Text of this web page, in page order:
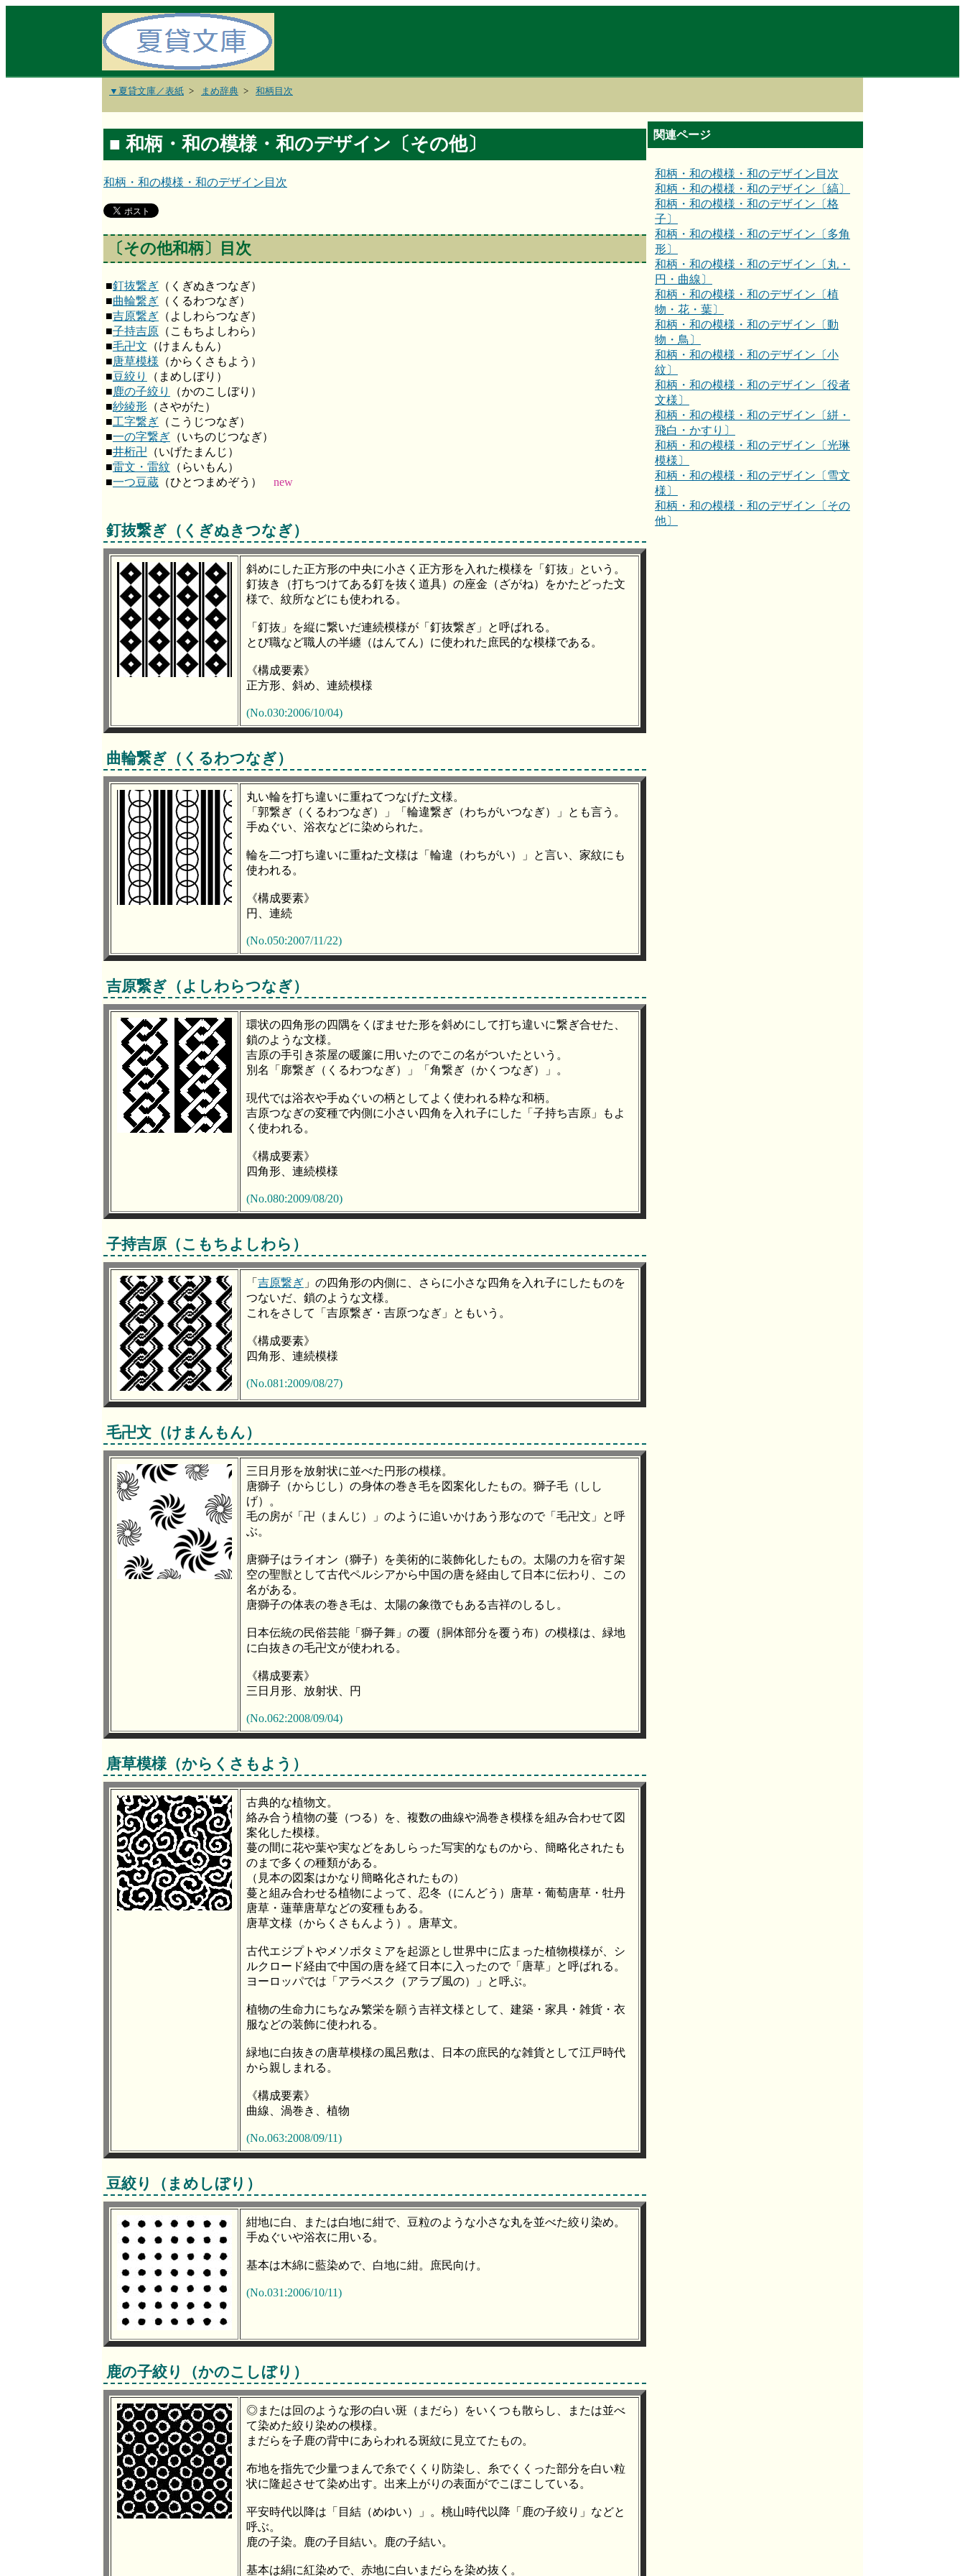
▼夏貸文庫／表紙 まめ辞典 和柄目次
■ 和柄・和の模様・和のデザイン〔その他〕
和柄・和の模様・和のデザイン目次
〔その他和柄〕目次
■釘抜繋ぎ （くぎぬきつなぎ）
■曲輪繋ぎ （くるわつなぎ）
■吉原繋ぎ （よしわらつなぎ）
■子持吉原 （こもちよしわら）
■毛卍文 （けまんもん）
■唐草模様 （からくさもよう）
■豆絞り
（まめしぼり）
■鹿の子絞り
（かのこしぼり）
■紗綾形 （さやがた）
■工字繋ぎ （こうじつなぎ）
■一の字繋ぎ （いちのじつなぎ）
■井桁卍 （いげたまんじ）
■雷文・雷紋 （らいもん）
■一つ豆蔵 （ひとつまめぞう） new
釘抜繋ぎ（くぎぬきつなぎ）
斜めにした正方形の中央に小さく正方形を入れた模様を「釘抜」という。
釘抜き（打ちつけてある釘を抜く道具）の座金（ざがね）をかたどった文
様で、紋所などにも使われる。
「釘抜」を縦に繋いだ連続模様が「釘抜繋ぎ」と呼ばれる。
とび職など職人の半纏（はんてん）に使われた庶民的な模様である。
《構成要素》
正方形、斜め、連続模様
(No.030:2006/10/04)
曲輪繋ぎ（くるわつなぎ）
丸い輪を打ち違いに重ねてつなげた文様。
「郭繋ぎ（くるわつなぎ）」「輪違繋ぎ（わちがいつなぎ）」とも言う。
手ぬぐい、浴衣などに染められた。
輪を二つ打ち違いに重ねた文様は「輪違（わちがい）」と言い、家紋にも
使われる。
《構成要素》
円、連続
(No.050:2007/11/22)
吉原繋ぎ（よしわらつなぎ）
環状の四角形の四隅をくぼませた形を斜めにして打ち違いに繋ぎ合せた、
鎖のような文様。
吉原の手引き茶屋の暖簾に用いたのでこの名がついたという。
別名「廓繋ぎ（くるわつなぎ）」「角繋ぎ（かくつなぎ）」。
現代では浴衣や手ぬぐいの柄としてよく使われる粋な和柄。
吉原つなぎの変種で内側に小さい四角を入れ子にした「子持ち吉原」もよ
く使われる。
《構成要素》
四角形、連続模様
(No.080:2009/08/20)
子持吉原（こもちよしわら）
「 吉原繋ぎ 」の四角形の内側に、さらに小さな四角を入れ子にしたものを
つないだ、鎖のような文様。
これをさして「吉原繋ぎ・吉原つなぎ」ともいう。
《構成要素》
四角形、連続模様
(No.081:2009/08/27)
毛卍文（けまんもん）
三日月形を放射状に並べた円形の模様。
唐獅子（からじし）の身体の巻き毛を図案化したもの。獅子毛（しし
げ）。
毛の房が「卍（まんじ）」のように追いかけあう形なので「毛卍文」と呼
ぶ。
唐獅子はライオン（獅子）を美術的に装飾化したもの。太陽の力を宿す架
空の聖獣として古代ペルシアから中国の唐を経由して日本に伝わり、この
名がある。
唐獅子の体表の巻き毛は、太陽の象徴でもある吉祥のしるし。
日本伝統の民俗芸能「獅子舞」の覆（胴体部分を覆う布）の模様は、緑地
に白抜きの毛卍文が使われる。
《構成要素》
三日月形、放射状、円
(No.062:2008/09/04)
唐草模様（からくさもよう）
古典的な植物文。
絡み合う植物の蔓（つる）を、複数の曲線や渦巻き模様を組み合わせて図
案化した模様。
蔓の間に花や葉や実などをあしらった写実的なものから、簡略化されたも
のまで多くの種類がある。
（見本の図案はかなり簡略化されたもの）
蔓と組み合わせる植物によって、忍冬（にんどう）唐草・葡萄唐草・牡丹
唐草・蓮華唐草などの変種もある。
唐草文様（からくさもんよう）。唐草文。
古代エジプトやメソポタミアを起源とし世界中に広まった植物模様が、シ
ルクロード経由で中国の唐を経て日本に入ったので「唐草」と呼ばれる。
ヨーロッパでは「アラベスク（アラブ風の）」と呼ぶ。
植物の生命力にちなみ繁栄を願う吉祥文様として、建築・家具・雑貨・衣
服などの装飾に使われる。
緑地に白抜きの唐草模様の風呂敷は、日本の庶民的な雑貨として江戸時代
から親しまれる。
《構成要素》
曲線、渦巻き、植物
(No.063:2008/09/11)
豆絞り（まめしぼり）
紺地に白、または白地に紺で、豆粒のような小さな丸を並べた絞り染め。
手ぬぐいや浴衣に用いる。
基本は木綿に藍染めで、白地に紺。庶民向け。
(No.031:2006/10/11)
鹿の子絞り（かのこしぼり）
◎または回のような形の白い斑（まだら）をいくつも散らし、または並べ
て染めた絞り染めの模様。
まだらを子鹿の背中にあらわれる斑紋に見立てたもの。
布地を指先で少量つまんで糸でくくり防染し、糸でくくった部分を白い粒
状に隆起させて染め出す。出来上がりの表面がでこぼこしている。
平安時代以降は「目結（めゆい）」。桃山時代以降「鹿の子絞り」などと
呼ぶ。
鹿の子染。鹿の子目結い。鹿の子結い。
基本は絹に紅染めで、赤地に白いまだらを染め抜く。
関連ページ
和柄・和の模様・和のデザイン目次
和柄・和の模様・和のデザイン〔縞〕
和柄・和の模様・和のデザイン〔格
子〕
和柄・和の模様・和のデザイン〔多角
形〕
和柄・和の模様・和のデザイン〔丸・
円・曲線〕
和柄・和の模様・和のデザイン〔植
物・花・葉〕
和柄・和の模様・和のデザイン〔動
物・鳥〕
和柄・和の模様・和のデザイン〔小
紋〕
和柄・和の模様・和のデザイン〔役者
文様〕
和柄・和の模様・和のデザイン〔絣・
飛白・かすり〕
和柄・和の模様・和のデザイン〔光琳
模様〕
和柄・和の模様・和のデザイン〔雪文
様〕
和柄・和の模様・和のデザイン〔その
他〕